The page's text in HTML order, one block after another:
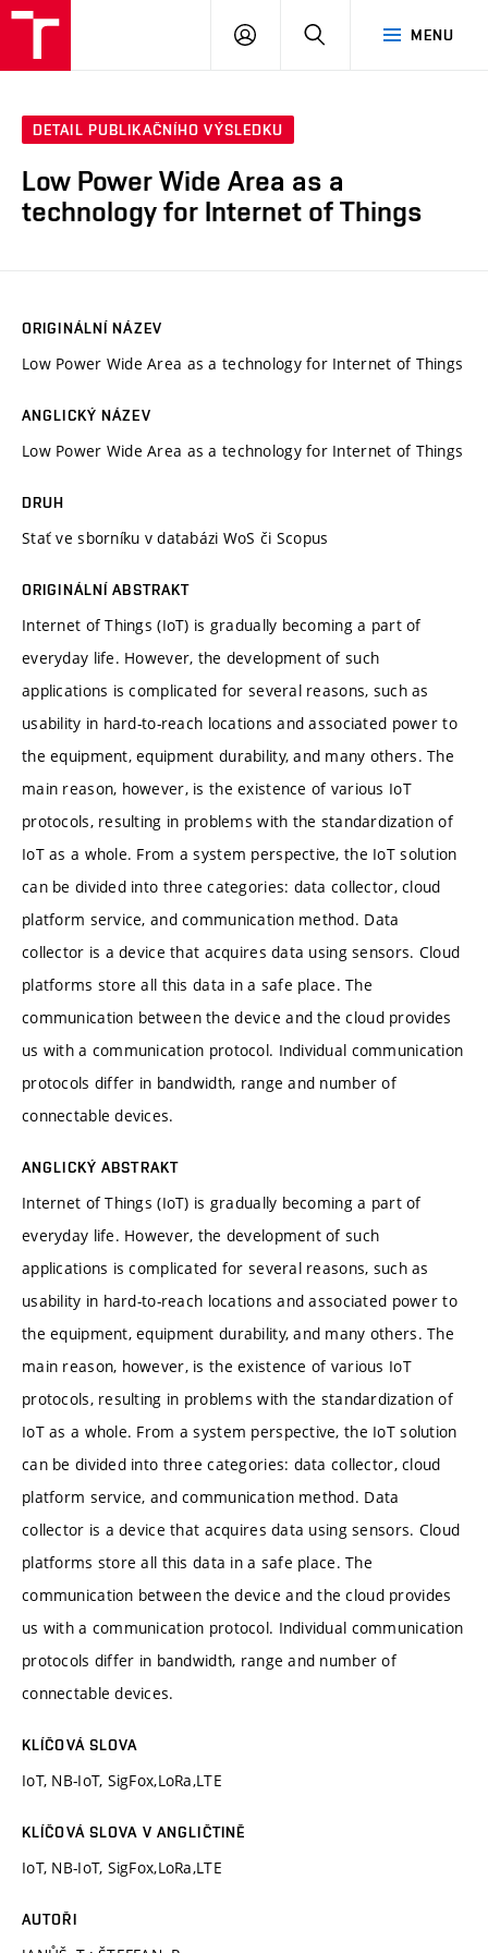
MENU
PŘIHLÁSIT
DETAIL PUBLIKAČNÍHO VÝSLEDKU
Low Power Wide Area as a
technology for Internet of Things
ORIGINÁLNÍ NÁZEV
Low Power Wide Area as a technology for Internet of Things
ANGLICKÝ NÁZEV
Low Power Wide Area as a technology for Internet of Things
DRUH
Stať ve sborníku v databázi WoS či Scopus
ORIGINÁLNÍ ABSTRAKT
Internet of Things (IoT) is gradually becoming a part of
everyday life. However, the development of such
applications is complicated for several reasons, such as
usability in hard-to-reach locations and associated power to
the equipment, equipment durability, and many others. The
main reason, however, is the existence of various IoT
protocols, resulting in problems with the standardization of
IoT as a whole. From a system perspective, the IoT solution
can be divided into three categories: data collector, cloud
platform service, and communication method. Data
collector is a device that acquires data using sensors. Cloud
platforms store all this data in a safe place. The
communication between the device and the cloud provides
us with a communication protocol. Individual communication
protocols differ in bandwidth, range and number of
connectable devices.
ANGLICKÝ ABSTRAKT
Internet of Things (IoT) is gradually becoming a part of
everyday life. However, the development of such
applications is complicated for several reasons, such as
usability in hard-to-reach locations and associated power to
the equipment, equipment durability, and many others. The
main reason, however, is the existence of various IoT
protocols, resulting in problems with the standardization of
IoT as a whole. From a system perspective, the IoT solution
can be divided into three categories: data collector, cloud
platform service, and communication method. Data
collector is a device that acquires data using sensors. Cloud
platforms store all this data in a safe place. The
communication between the device and the cloud provides
us with a communication protocol. Individual communication
protocols differ in bandwidth, range and number of
connectable devices.
KLÍČOVÁ SLOVA
IoT, NB-IoT, SigFox,LoRa,LTE
KLÍČOVÁ SLOVA V ANGLIČTINĚ
IoT, NB-IoT, SigFox,LoRa,LTE
AUTOŘI